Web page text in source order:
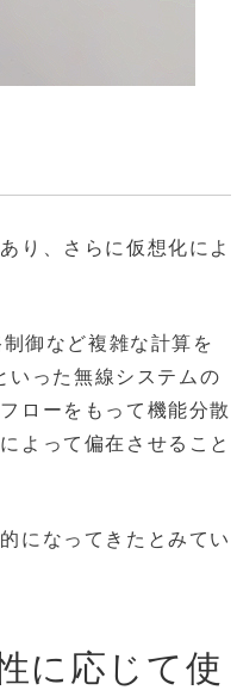
り、さらに仮想化によ
御など複雑な計算を
いった無線システムの
ローをもって機能分散
よって偏在させること
になってきたとみてい
に応じて使